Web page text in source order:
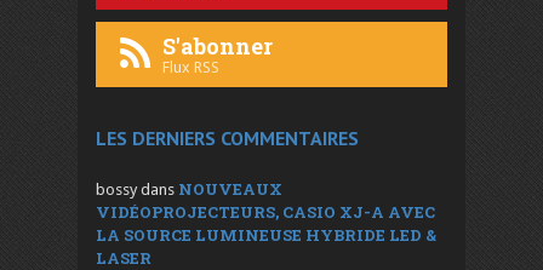
S'abonner
Flux RSS
LES DERNIERS COMMENTAIRES
bossy dans NOUVEAUX
VIDÉOPROJECTEURS, CASIO XJ-A AVEC
LA SOURCE LUMINEUSE HYBRIDE LED &
LASER